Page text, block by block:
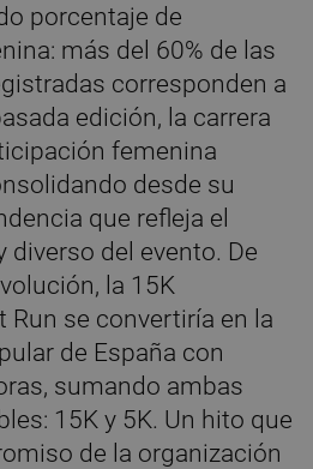
porcentaje de
más del 60% de las
corresponden a
edición, la carrera
femenina
desde su
que refleja el
diverso del evento. De
la 15K
Run se convertiría en la
de España con
sumando ambas
15K y 5K. Un hito que
de la organización